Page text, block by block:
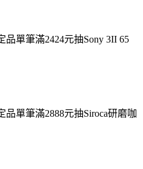
品單筆滿2424元抽Sony 3II 65
品單筆滿2888元抽Siroca研磨咖